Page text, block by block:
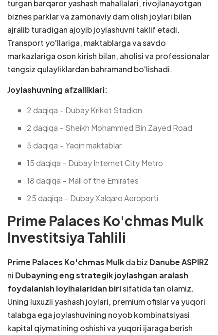
turgan barqaror yashash mahallalari, rivojlanayotgan
biznes parklar va zamonaviy dam olish joylari bilan
ajralib turadigan ajoyib joylashuvni taklif etadi.
Transport yo'llariga, maktablarga va savdo
markazlariga oson kirish bilan, aholisi va professionalar
tengsiz qulayliklardan bahramand bo'lishadi.
Joylashuvning afzalliklari:
2 daqiqa – Dubay Kriket Stadion
2 daqiqa – Sheikh Mohammed Bin Zayed Road
5 daqiqa – Yaqin maktablar
15 daqiqa – Dubay Internet City Metro
18 daqiqa – Mall of the Emirates
25 daqiqa – Dubay Xalqaro Aeroporti
Prime Palaces Ko'chmas Mulk
Investitsiya Tahlili
Prime Palaces Ko'chmas Mulkda biz Danube ASPIRZ
ni Dubayning eng strategik joylashgan aralash
foydalanish loyihalaridan birisifatida tan olamiz.
Uning luxuzli yashash joylari, premium ofislar va yuqori
talabga ega joylashuvining noyob kombinatsiyasi
kapital qiymatining oshishi va yuqori ijaraga berish